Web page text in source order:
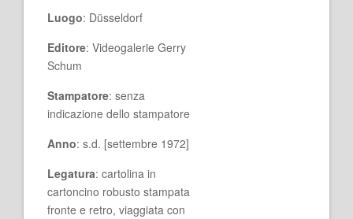
Luogo: Düsseldorf
Editore: Videogalerie Gerry
Schum
Stampatore: senza
indicazione dello stampatore
Anno: s.d. [settembre 1972]
Legatura: cartolina in
cartoncino robusto stampata
fronte e retro, viaggiata con